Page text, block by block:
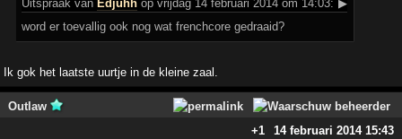
Uitspraak vanEdjuhh op vrijdag 14 februari 2014 om 14:03: ▶
word er toevallig ook nog wat frenchcore gedraaid?
Ik gok het laatste uurtje in de kleine zaal.
Outlaw
+1
14 februari 2014 15:43